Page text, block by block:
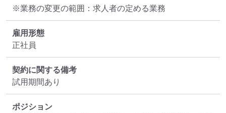
※業務の変更の範囲：求人者の定める業務
雇用形態
正社員
契約に関する備考
試用期間あり
ポジション